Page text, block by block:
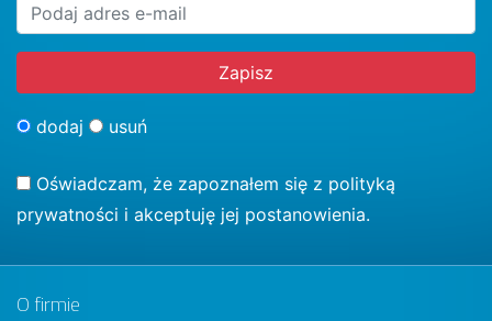
dodaj usuń
Oświadczam, że zapoznałem się z polityką
prywatności i akceptuję jej postanowienia.
O firmie